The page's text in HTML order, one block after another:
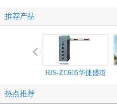
推荐产品
HJS-ZC605华捷盛道
热点推荐